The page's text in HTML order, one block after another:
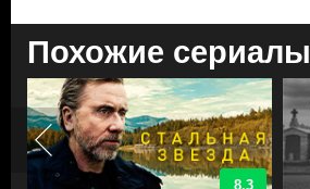
Похожие сериалы
8.3